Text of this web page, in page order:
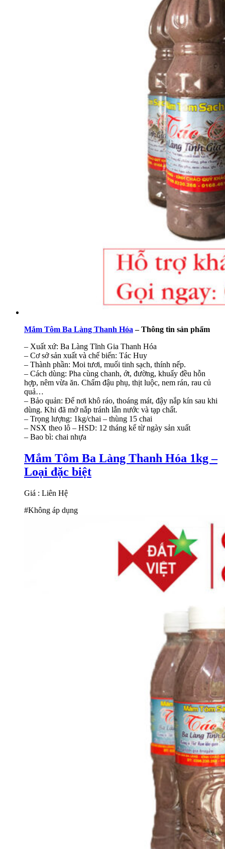
Mắm Tôm Ba Làng Thanh Hóa – Thông tin sản phẩm
– Xuất xứ: Ba Làng Tĩnh Gia Thanh Hóa
– Cơ sở sản xuất và chế biến: Tác Huy
– Thành phần: Moi tươi, muối tinh sạch, thính nếp.
– Cách dùng: Pha cùng chanh, ớt, đường, khuấy đều hỗn
hợp, nêm vừa ăn. Chấm đậu phụ, thịt luộc, nem rán, rau củ
quả…
– Bảo quản: Để nơi khô ráo, thoáng mát, đậy nắp kín sau khi
dùng. Khi đã mở nắp tránh lẫn nước và tạp chất.
– Trọng lượng: 1kg/chai – thùng 15 chai
– NSX theo lô – HSD: 12 tháng kể từ ngày sản xuất
– Bao bì: chai nhựa
Mắm Tôm Ba Làng Thanh Hóa 1kg –
Loại đặc biệt
Giá : Liên Hệ
#Không áp dụng